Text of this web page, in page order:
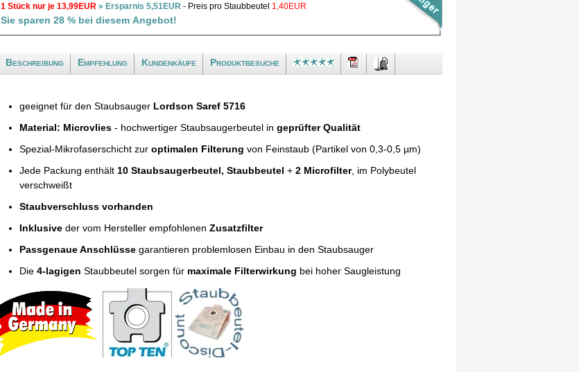
1 Stück nur je 13,99EUR » Ersparnis 5,51EUR - Preis pro Staubbeutel 1,40EUR
Sie sparen 28 % bei diesem Angebot!
Beschreibung Empfehlung Kundenkäufe Produktbesuche
geeignet für den Staubsauger Lordson Saref 5716
Material: Microvlies - hochwertiger Staubsaugerbeutel in geprüfter Qualität
Spezial-Mikrofaserschicht zur optimalen Filterung von Feinstaub (Partikel von 0,3-0,5 µm)
Jede Packung enthält 10 Staubsaugerbeutel, Staubbeutel + 2 Microfilter, im Polybeutel
verschweißt
Staubverschluss vorhanden
Inklusive der vom Hersteller empfohlenen Zusatzfilter
Passgenaue Anschlüsse garantieren problemlosen Einbau in den Staubsauger
Die 4-lagigen Staubbeutel sorgen für maximale Filterwirkung bei hoher Saugleistung